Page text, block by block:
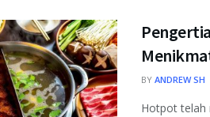
BY ANDREW SH
Hotpot telah